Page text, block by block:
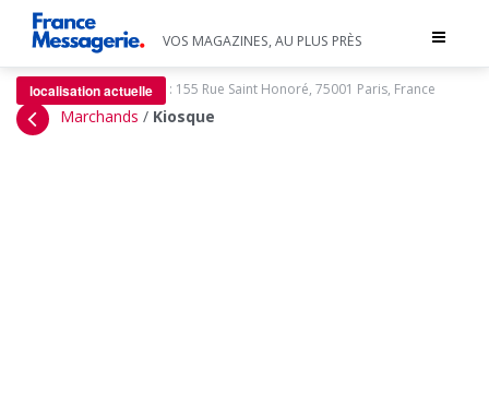
Toggle
VOS MAGAZINES, AU PLUS PRÈS
localisation actuelle : 155 Rue Saint Honoré, 75001 Paris, France
Marchands / Kiosque